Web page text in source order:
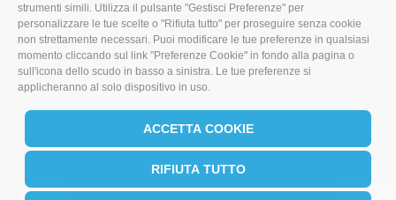
strumenti simili. Utilizza il pulsante "Gestisci Preferenze" per
personalizzare le tue scelte o "Rifiuta tutto" per proseguire senza cookie
non strettamente necessari. Puoi modificare le tue preferenze in qualsiasi
momento cliccando sul link "Preferenze Cookie" in fondo alla pagina o
sull'icona dello scudo in basso a sinistra. Le tue preferenze si
applicheranno al solo dispositivo in uso.
ACCETTA COOKIE
RIFIUTA TUTTO
r
o
k
I
n